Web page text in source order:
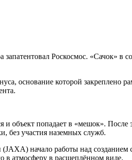
Роскосмос. «Сачок»
основание которой
объект попадает в «мешок».
без участия наземных служб.
начало работы над
в атмосферу в расщеплённом виде.